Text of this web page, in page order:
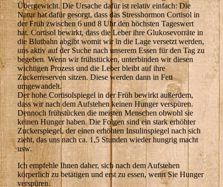
Übergewicht. Die Ursache dafür ist relativ einfach: Die
Natur hat dafür gesorgt, dass das Stresshormon Cortisol in
der Früh zwischen 6 und 8 Uhr den höchsten Tageswert
hat. Cortisol bewirkt, dass die Leber ihre Glukosevorräte in
die Blutbahn abgibt womit wir in die Lage versetzt werden,
uns aktiv auf der Suche nach unserem Essen für den Tag zu
begeben. Wenn wir frühstücken, unterbinden wir diesen
wichtigen Prozess und die Leber bleibt auf ihre
Zuckerreserven sitzen. Diese werden dann in Fett
umgewandelt.
Der hohe Cortisolspiegel in der Früh bewirkt außerdem,
dass wir nach dem Aufstehen keinen Hunger verspüren.
Dennoch frühstücken die meisten Menschen obwohl sie
keinen Hunger haben. Die Folgen sind ein stark erhöhter
Zuckerspiegel, der einen erhöhten Insulinspiegel nach sich
zieht, das uns nach ca. 1,5 Stunden wieder hungrig macht
usw.
Ich empfehle Ihnen daher, sich nach dem Aufstehen
körperlich zu betätigen und erst zu essen, wenn Sie Hunger
verspüren.